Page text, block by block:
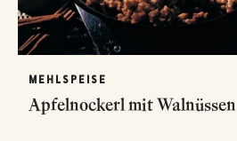
MEHLSPEISE
Apfelnockerl mit Walnüssen